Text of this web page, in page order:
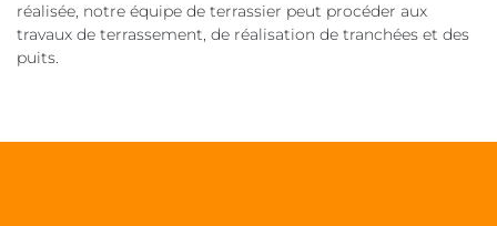
réalisée, notre équipe de terrassier peut procéder aux
travaux de terrassement, de réalisation de tranchées et des
puits.